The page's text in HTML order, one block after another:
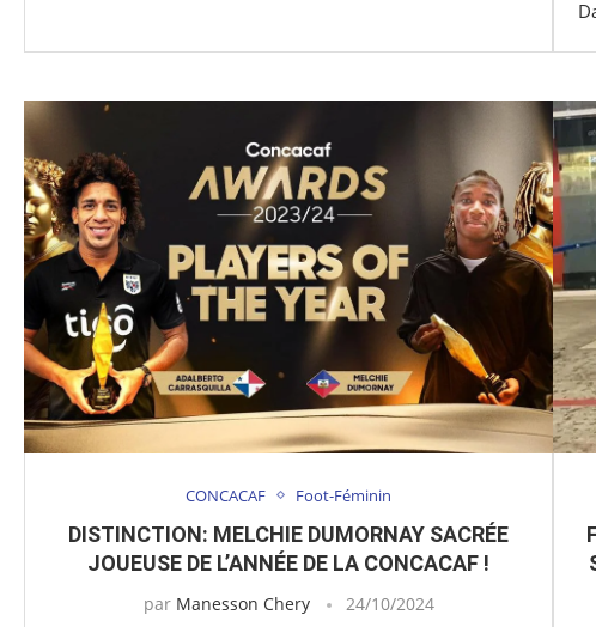
CONCACAF Foot-Féminin
DISTINCTION: MELCHIE DUMORNAY SACRÉE
JOUEUSE DE L’ANNÉE DE LA CONCACAF !
par Manesson Chery 24/10/2024